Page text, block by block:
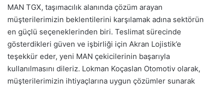
MAN TGX, taşımacılık alanında çözüm arayan
müşterilerimizin beklentilerini karşılamak adına sektörün
en güçlü seçeneklerinden biri. Teslimat sürecinde
gösterdikleri güven ve işbirliği için Akran Lojistik’e
teşekkür eder, yeni MAN çekicilerinin başarıyla
kullanılmasını dileriz. Lokman Koçaslan Otomotiv olarak,
müşterilerimizin ihtiyaçlarına uygun çözümler sunarak